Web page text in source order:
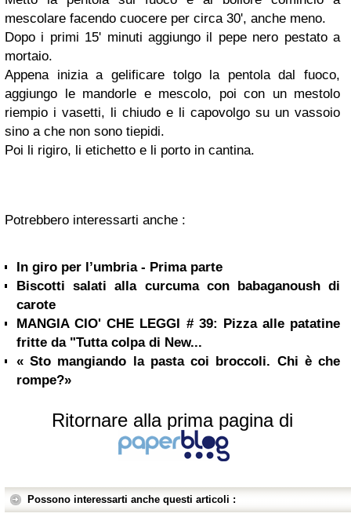
mescolare facendo cuocere per circa 30', anche meno.
Dopo i primi 15' minuti aggiungo il pepe nero pestato a
mortaio.
Appena inizia a gelificare tolgo la pentola dal fuoco,
aggiungo le mandorle e mescolo, poi con un mestolo
riempio i vasetti, li chiudo e li capovolgo su un vassoio
sino a che non sono tiepidi.
Poi li rigiro, li etichetto e li porto in cantina.
Potrebbero interessarti anche :
In giro per l’umbria - Prima parte
Biscotti salati alla curcuma con babaganoush di
carote
MANGIA CIO' CHE LEGGI # 39: Pizza alle patatine
fritte da "Tutta colpa di New...
« Sto mangiando la pasta coi broccoli. Chi è che
rompe?»
Ritornare alla prima pagina di
Possono interessarti anche questi articoli :